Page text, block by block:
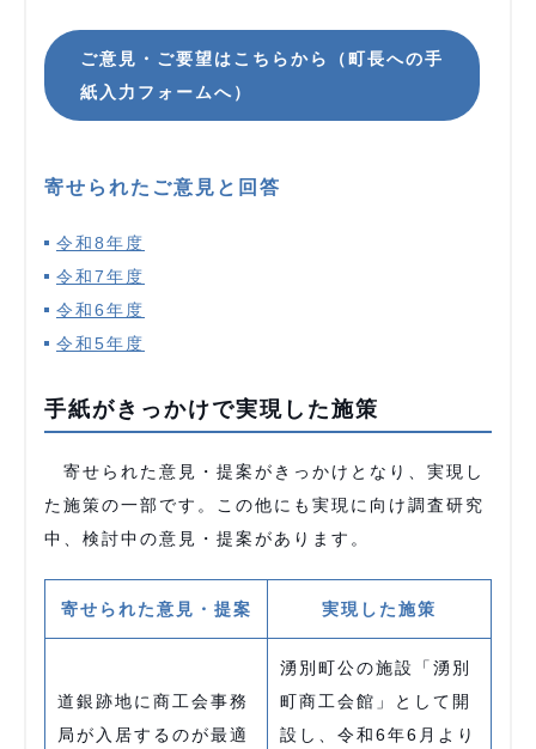
ご意見・ご要望はこちらから（町長への手
紙入力フォームへ）
寄せられたご意見と回答
令和8年度
令和7年度
令和6年度
令和5年度
手紙がきっかけで実現した施策
寄せられた意見・提案がきっかけとなり、実現し
た施策の一部です。この他にも実現に向け調査研究
中、検討中の意見・提案があります。
寄せられた意見・提案 実現した施策
道銀跡地に商工会事務
局が入居するのが最適
湧別町公の施設「湧別
町商工会館」として開
設し、令和6年6月より